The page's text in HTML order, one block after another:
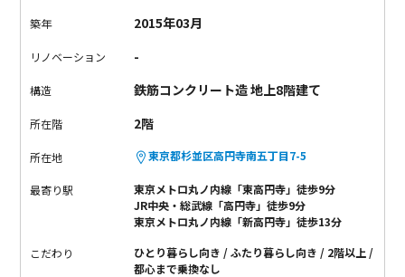
築年 2015年03月
リノベーション -
構造 鉄筋コンクリート造 地上8階建て
所在階 2階
所在地 東京都杉並区高円寺南五丁目7-5
最寄り駅
東京メトロ丸ノ内線「東高円寺」徒歩9分
JR中央・総武線「高円寺」徒歩9分
東京メトロ丸ノ内線「新高円寺」徒歩13分
こだわり ひとり暮らし向き ふたり暮らし向き
2階以上
都心まで乗換なし